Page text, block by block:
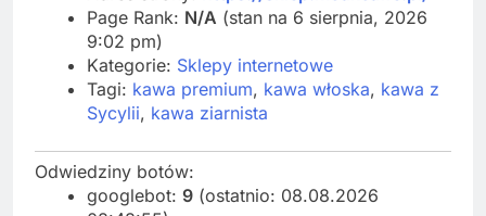
Page Rank: N/A (stan na 6 sierpnia, 2026
9:02 pm)
Kategorie: Sklepy internetowe
Tagi: kawa premium, kawa włoska, kawa z
Sycylii, kawa ziarnista
Odwiedziny botów:
googlebot: 9 (ostatnio: 08.08.2026